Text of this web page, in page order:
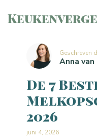
Geschreven
Anna
De 7
2026
juni 4, 2026